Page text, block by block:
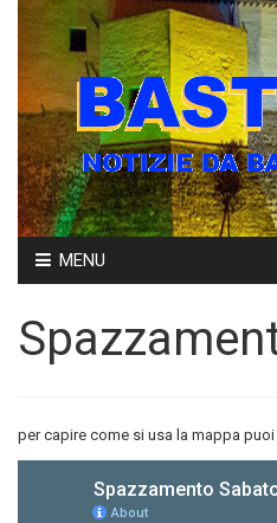
Skip
to
MENU
per capire come si usa la mappa